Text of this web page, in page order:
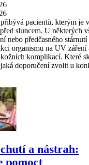
přibývá pacientů, kterým je
sluncem. U některých
nebo předčasného
organismu na UV
komplikací. Které
doporučení zvolit u
a nástrah:
pomoct